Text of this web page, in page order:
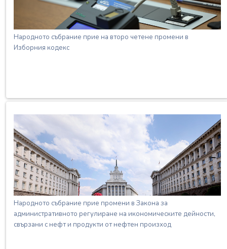
Народното събрание прие на второ четене промени в
Изборния кодекс
Народното събрание прие промени в Закона за
административното регулиране на икономическите дейности,
свързани с нефт и продукти от нефтен произход